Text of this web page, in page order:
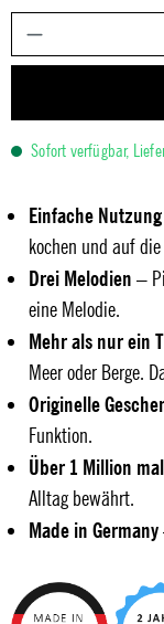
Sofort verfügbar,
Einfache Nutzung
kochen und auf
Drei Melodien –
eine Melodie.
Mehr als nur ein
Meer oder Berge.
Originelle
Funktion.
Über 1 Million
Alltag bewährt.
Made in Germany